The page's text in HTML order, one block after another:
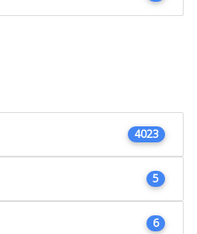
4023
5
6